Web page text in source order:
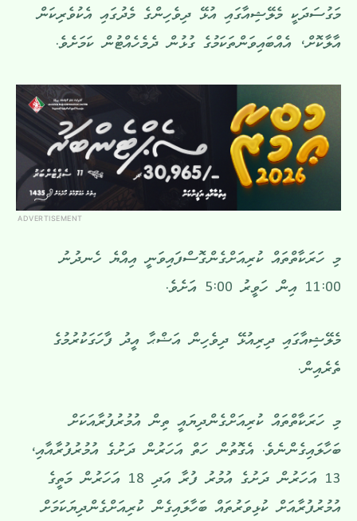
މަގުސަދަކީ މެލޭޝިއާގައި އުޅޭ ދިވެހިންގެ މެދުގައި އެކުވެރިކަން
އާލާކޮށް، އެއްބައިވަންތަކަމުގެ ގުޅުން ދެމެހެއްޓުން ކަމަށެވެ.
ADVERTISEMENT
މި ހަރަކާތްތައް ކުރިއަށްގެންގޮސްފައިވަނީ އިއްޔެ ހެނދުނު
11:00 އިން ހަވީރު 5:00 އަށެވެ.
މެލޭޝިއާގައި ދިރިއުޅޭ ދިވެހިން އަޟްޙާ އީދު ފާހަގަކުރުމުގެ
ތެރެއިން.
މި ހަރަކާތްތައް ކުރިއަށްގެންދިޔައީ ތިން އުމުރުފުރާއަކަށް
ބަހާލައިގެންނެވެ. އެގޮތުން ހަތް އަހަރުން ދަށުގެ އުމުރުފުރާއާއި،
13 އަހަރުން ދަށުގެ އުމުރު ފުރާ އަދި 18 އަހަރުން މަތީގެ
އުމުރުފުރާއަށް ކުޅިވަރުތައް ބަހާލައިގެން ކުރިއަށްގެންދިޔަކަމަށް